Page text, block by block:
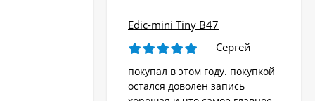
Edic-mini Tiny B47
Сергей
покупал в этом году. покупкой
остался доволен запись